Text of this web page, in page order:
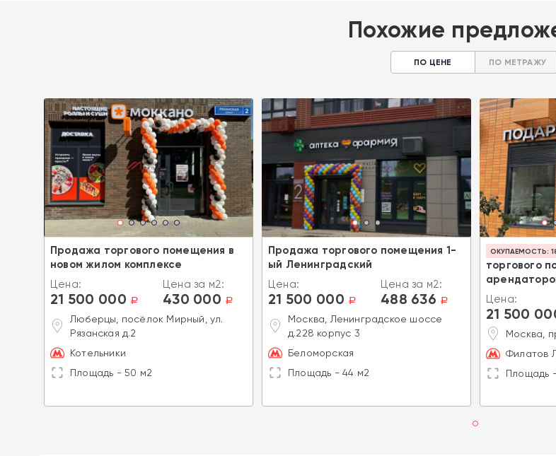
Похожие
ПО ЦЕНЕ ПО МЕТРАЖУ
Продажа торгового помещения в
новом жилом комплексе
Цена:
21 500 000 a
Цена за м2:
430 000 a
Люберцы, посёлок Мирный, ул.
Рязанская д.2
Котельники
Площадь - 50 м2
Продажа торгового помещения 1-
ый Ленинградский
Цена:
21 500 000 a
Цена за м2:
488 636 a
Москва, Ленинградское шоссе
д.228 корпус 3
Беломорская
Площадь - 44 м2
ОКУПАЕМОСТЬ:
торгового
Цена:
21 500
Москва,
Филатов
Площадь